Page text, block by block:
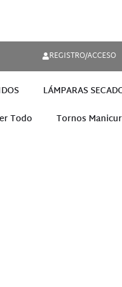
REGISTRO/ACCESO
LÁMPARAS
Todo
Tornos